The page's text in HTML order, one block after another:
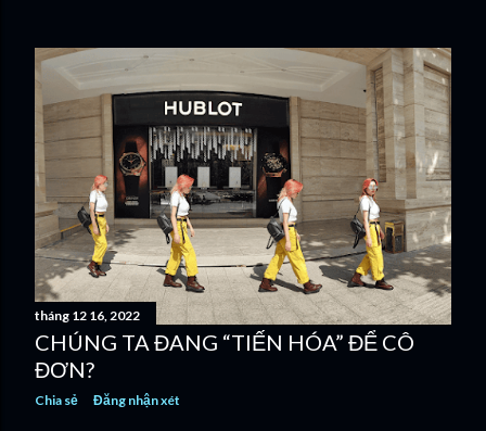
tháng 12 16, 2022
CHÚNG TA ĐANG “TIẾN HÓA” ĐỂ CÔ
ĐƠN?
Chia sẻ Đăng nhận xét